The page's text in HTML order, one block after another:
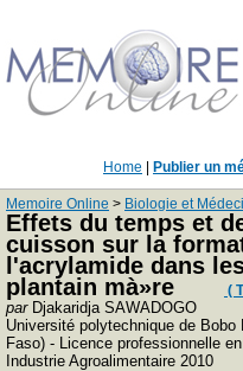
Home Publier un
Memoire Online > Biologie et
Effets du temps et
cuisson sur la
l'acrylamide dans
plantain mà»re
(
parDjakaridja SAWADOGO
Université polytechnique de Bobo
Faso) - Licence professionnelle
Industrie Agroalimentaire 2010